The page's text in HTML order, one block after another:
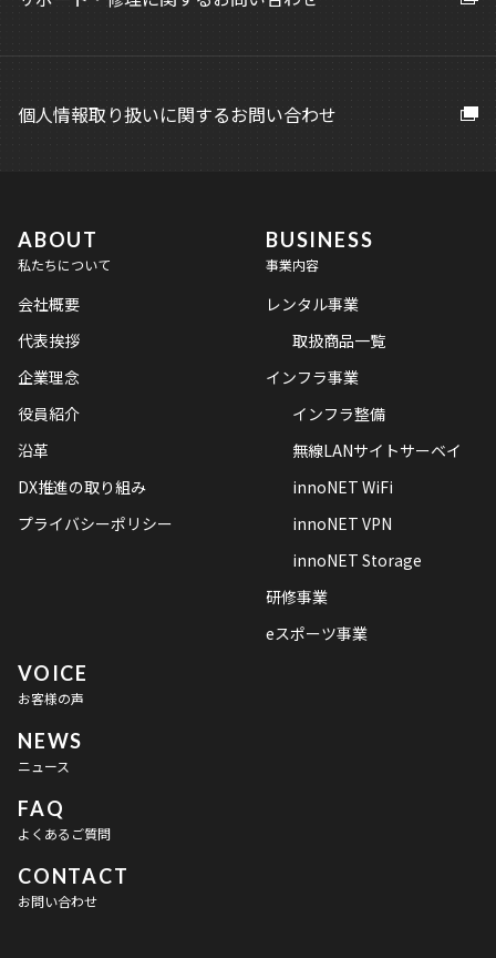
個人情報取り扱いに関するお問い合わせ
ABOUT
私たちについて
会社概要
代表挨拶
企業理念
役員紹介
沿革
DX推進の取り組み
プライバシーポリシー
BUSINESS
事業内容
レンタル事業
取扱商品一覧
インフラ事業
インフラ整備
無線LANサイトサーベイ
innoNET WiFi
innoNET VPN
innoNET Storage
研修事業
eスポーツ事業
VOICE
お客様の声
NEWS
ニュース
FAQ
よくあるご質問
CONTACT
お問い合わせ